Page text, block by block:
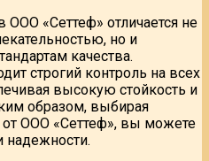
ООО «Сеттеф» отличается не
но и
качества.
строгий контроль на всех
высокую стойкость и
образом, выбирая
ООО «Сеттеф», вы можете
надежности.